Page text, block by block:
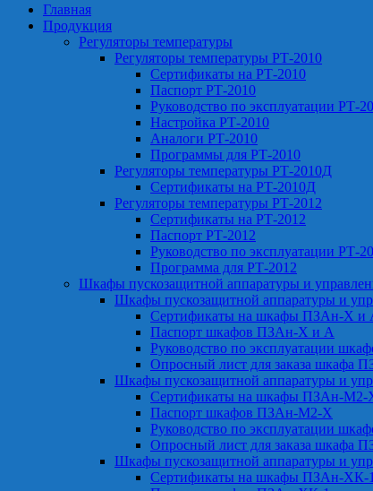
Главная
Продукция
Регуляторы температуры
Регуляторы температуры РТ-2010
Сертификаты на РТ-2010
Паспорт РТ-2010
Руководство по эксплуатации РТ-
Настройка РТ-2010
Аналоги РТ-2010
Программы для РТ-2010
Регуляторы температуры РТ-2010Д
Сертификаты на РТ-2010Д
Регуляторы температуры РТ-2012
Сертификаты на РТ-2012
Паспорт РТ-2012
Руководство по эксплуатации РТ-
Программа для РТ-2012
Шкафы пускозащитной аппаратуры и
Шкафы пускозащитной аппаратуры и
Сертификаты на шкафы ПЗАн-Х и
Паспорт шкафов ПЗАн-Х и А
Руководство по эксплуатации
Опросный лист для заказа шкафа
Шкафы пускозащитной аппаратуры и
Сертификаты на шкафы ПЗАн-М2-
Паспорт шкафов ПЗАн-М2-Х
Руководство по эксплуатации
Опросный лист для заказа шкафа
Шкафы пускозащитной аппаратуры и
Сертификаты на шкафы ПЗАн-ХК-1